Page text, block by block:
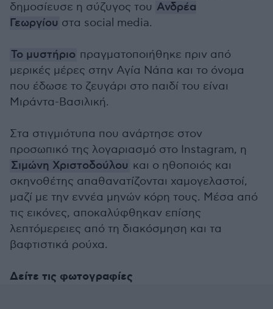
δημοσίευσε η σύζυγος του Ανδρέα
Γεωργίου στα social media.
Το μυστήριο πραγματοποιήθηκε πριν από
μερικές μέρες στην Αγία Νάπα και το όνομα
που έδωσε το ζευγάρι στο παιδί του είναι
Μιράντα-Βασιλική.
Στα στιγμιότυπα που ανάρτησε στον
προσωπικό της λογαριασμό στο Instagram, η
Σιμώνη Χριστοδούλου και ο ηθοποιός και
σκηνοθέτης απαθανατίζονται χαμογελαστοί,
μαζί με την εννέα μηνών κόρη τους. Μέσα από
τις εικόνες, αποκαλύφθηκαν επίσης
λεπτόμερειες από τη διακόσμηση και τα
βαφτιστικά ρούχα.
Δείτε τις φωτογραφίες